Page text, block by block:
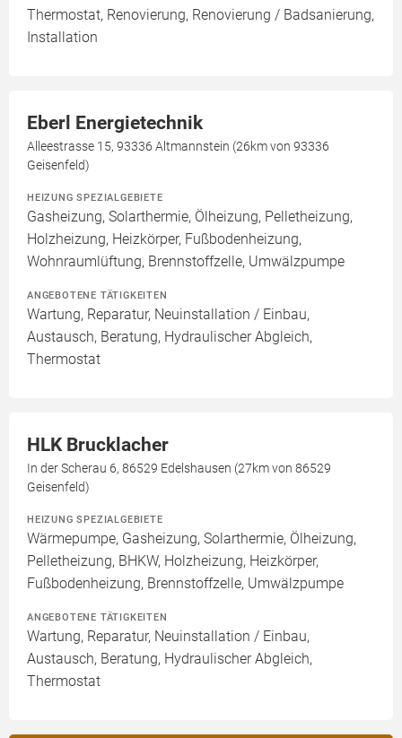
Thermostat, Renovierung, Renovierung / Badsanierung,
Installation
Eberl Energietechnik
Alleestrasse 15, 93336 Altmannstein (26km von 93336
Geisenfeld)
HEIZUNG SPEZIALGEBIETE
Gasheizung, Solarthermie, Ölheizung, Pelletheizung,
Holzheizung, Heizkörper, Fußbodenheizung,
Wohnraumlüftung, Brennstoffzelle, Umwälzpumpe
ANGEBOTENE TÄTIGKEITEN
Wartung, Reparatur, Neuinstallation / Einbau,
Austausch, Beratung, Hydraulischer Abgleich,
Thermostat
HLK Brucklacher
In der Scherau 6, 86529 Edelshausen (27km von 86529
Geisenfeld)
HEIZUNG SPEZIALGEBIETE
Wärmepumpe, Gasheizung, Solarthermie, Ölheizung,
Pelletheizung, BHKW, Holzheizung, Heizkörper,
Fußbodenheizung, Brennstoffzelle, Umwälzpumpe
ANGEBOTENE TÄTIGKEITEN
Wartung, Reparatur, Neuinstallation / Einbau,
Austausch, Beratung, Hydraulischer Abgleich,
Thermostat